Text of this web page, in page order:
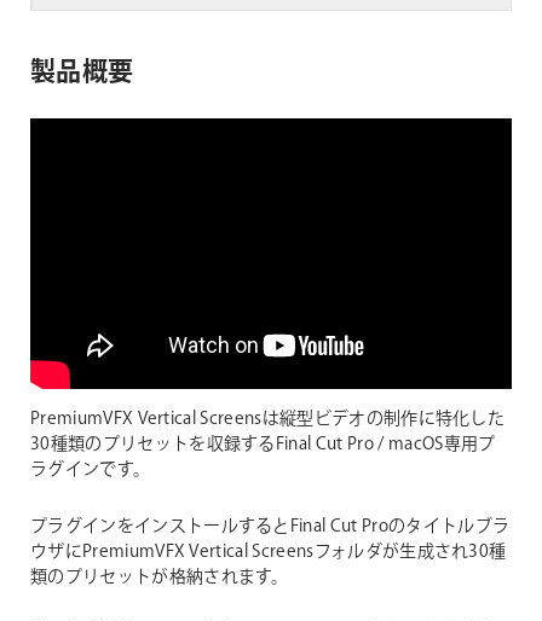
製品概要
PremiumVFX Vertical Screensは縦型ビデオの制作に特化した
30種類のプリセットを収録するFinal Cut Pro / macOS専用プ
ラグインです。
プラグインをインストールするとFinal Cut Proのタイトルブラ
ウザにPremiumVFX Vertical Screensフォルダが生成され30種
類のプリセットが格納されます。